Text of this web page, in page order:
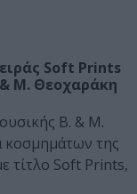
Soft Prints
Μ. Θεοχαράκη
Β. & Μ.
κοσμημάτων της
τίτλο Soft Prints,